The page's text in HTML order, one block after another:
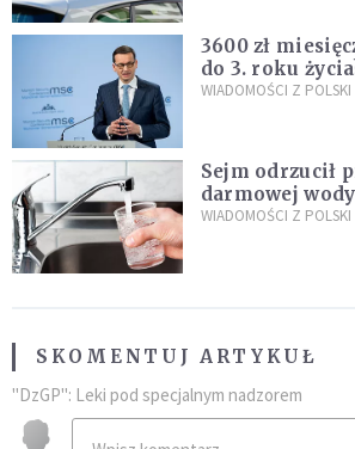
3600 zł
do 3. roku
propozycji
WIADOMOŚCI Z POLSKI
Sejm odrzucił
darmowej
restauracjach
WIADOMOŚCI Z POLSKI
SKOMENTUJ ARTYKUŁ
"DzGP": Leki pod specjalnym nadzorem